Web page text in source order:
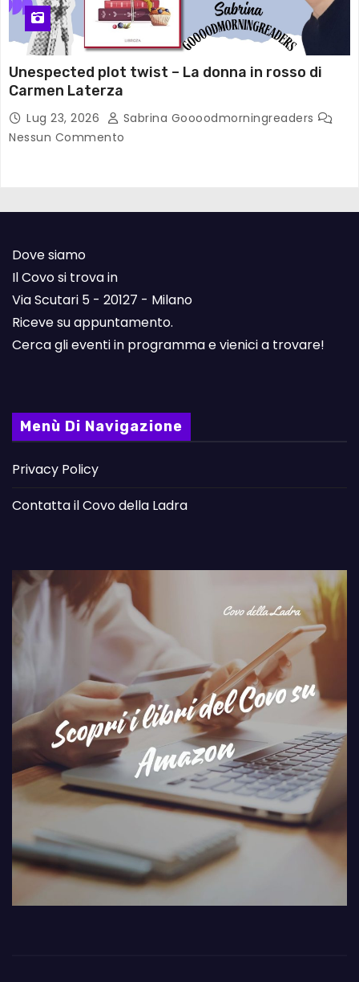
Unespected plot twist – La donna in rosso di
Carmen Laterza
Lug 23, 2026
Sabrina Goooodmorningreaders
Nessun Commento
Dove siamo
Il Covo si trova in
Via Scutari 5 - 20127 - Milano
Riceve su appuntamento.
Cerca gli eventi in programma e vienici a trovare!
Menù Di Navigazione
Privacy Policy
Contatta il Covo della Ladra